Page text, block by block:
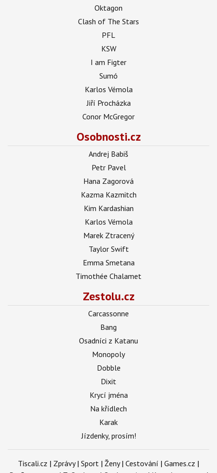
Oktagon
Clash of The Stars
PFL
KSW
I am Figter
Sumó
Karlos Vémola
Jiří Procházka
Conor McGregor
Osobnosti.cz
Andrej Babiš
Petr Pavel
Hana Zagorová
Kazma Kazmitch
Kim Kardashian
Karlos Vémola
Marek Ztracený
Taylor Swift
Emma Smetana
Timothée Chalamet
Zestolu.cz
Carcassonne
Bang
Osadníci z Katanu
Monopoly
Dobble
Dixit
Krycí jména
Na křídlech
Karak
Jízdenky, prosím!
Tiscali.cz | Zprávy| Sport | Ženy| Cestování | Games.cz |